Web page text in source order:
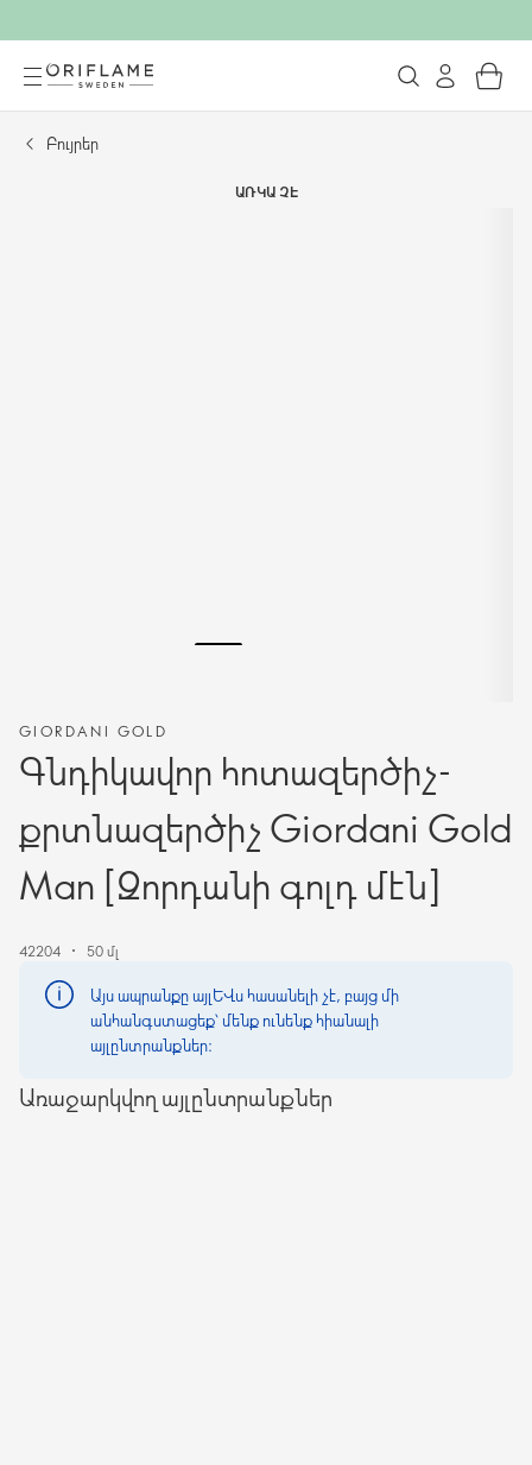
Բույրեր
ԱՌԿԱ ՉԷ
GIORDANI GOLD
Գնդիկավոր հոտազերծիչ-
քրտնազերծիչ Giordani Gold
Man [Ջորդանի գոլդ մէն]
42204 50 մլ
Այս ապրանքը այլևս հասանելի չէ, բայց մի
անհանգստացեք՝ մենք ունենք հիանալի
այլընտրանքներ։
Առաջարկվող այլընտրանքներ